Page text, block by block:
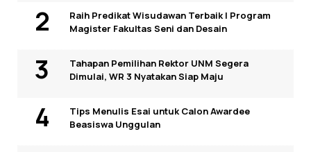
Raih Predikat Wisudawan Terbaik I Program
Magister Fakultas Seni dan Desain
Tahapan Pemilihan Rektor UNM Segera
Dimulai, WR 3 Nyatakan Siap Maju
Tips Menulis Esai untuk Calon Awardee
Beasiswa Unggulan